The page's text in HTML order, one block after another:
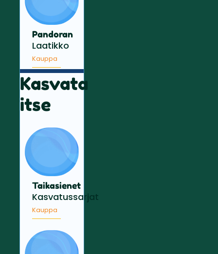
Pandoran
Laatikko
Kauppa
Kasvata
itse
Taikasienet
Kasvatussarjat
Kauppa